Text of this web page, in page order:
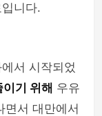
니다.
서 시작되었
기 위해 우유
면서 대만에서